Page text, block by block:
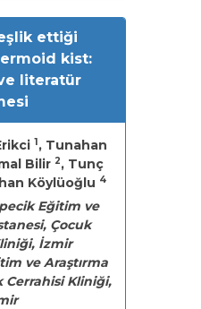
ettiği
kist:
literatür
1, Tunahan
Bilir 2, Tunç
Köylüoğlu 4
Eğitim ve
Çocuk
İzmir
ve Araştırma
Cerrahisi Kliniği,